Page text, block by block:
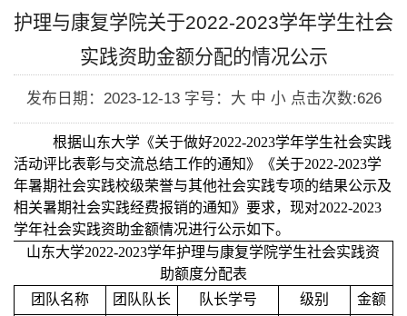
护理与康复学院关于2022-2023学年学生社会
实践资助金额分配的情况公示
发布日期：2023-12-13 字号：大 中 小 点击次数:626
根据山东大学《关于做好2022-2023学年学生社会实践
活动评比表彰与交流总结工作的通知》《关于2022-2023学
年暑期社会实践校级荣誉与其他社会实践专项的结果公示及
相关暑期社会实践经费报销的通知》 要求，现对2022-2023
学年社会实践资助金额情况进行公示如下。
山东大学2022-2023学年护理与康复学院学生社会实践资
助额度分配表
团队名称
团队队长 队长学号 级别
金额